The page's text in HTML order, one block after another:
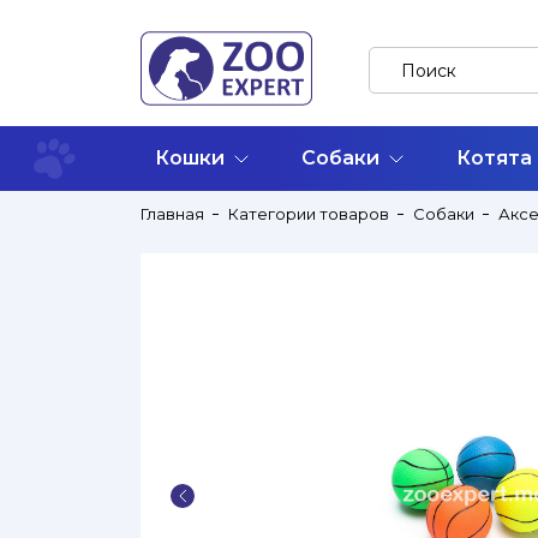
Кошки Собаки
Главная Категории товаров Собаки